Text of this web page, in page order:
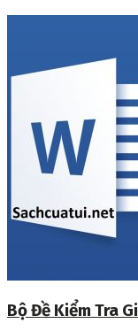
Bộ Đề Kiểm Tra